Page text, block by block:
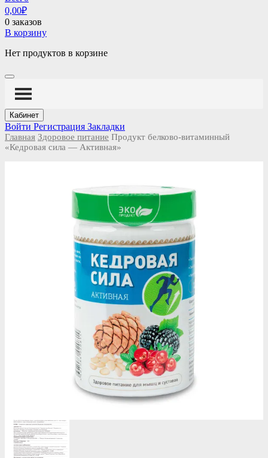
0,00₽
0 заказов
В корзину
Нет продуктов в корзине
Кабинет
Войти Регистрация Закладки
Главная Здоровое питание Продукт белково-витаминный
«Кедровая сила — Активная»